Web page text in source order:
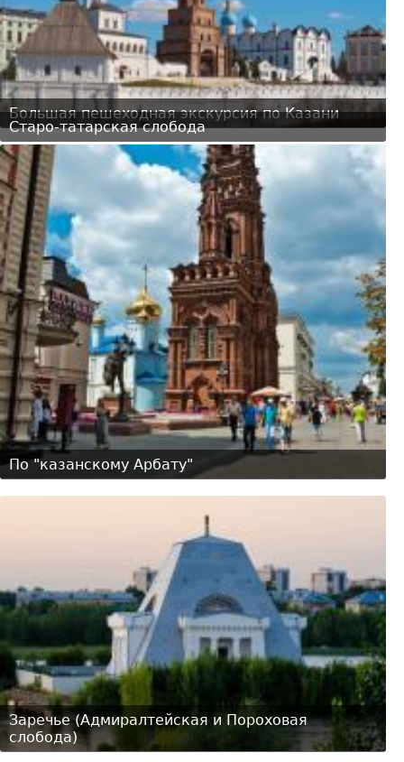
Большая пешеходная экскурсия по Казани
Старо-татарская слобода
По "казанскому Арбату"
Заречье (Адмиралтейская и Пороховая
слобода)